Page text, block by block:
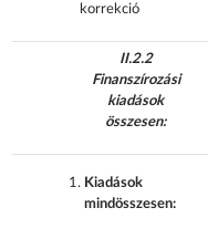
korrekció
II.2.2
Finanszírozási
kiadások
összesen:
Kiadások
mindösszesen: